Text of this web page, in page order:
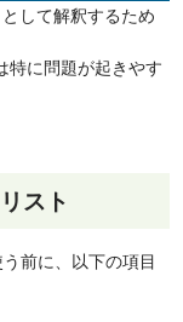
して解釈するため
特に問題が起きやす
スト
前に、以下の項目